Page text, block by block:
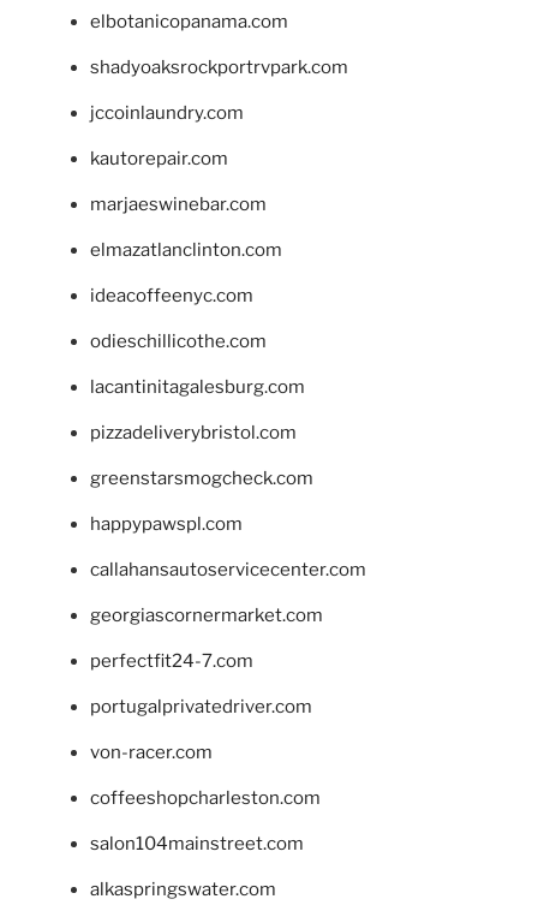
elbotanicopanama.com
shadyoaksrockportrvpark.com
jccoinlaundry.com
kautorepair.com
marjaeswinebar.com
elmazatlanclinton.com
ideacoffeenyc.com
odieschillicothe.com
lacantinitagalesburg.com
pizzadeliverybristol.com
greenstarsmogcheck.com
happypawspl.com
callahansautoservicecenter.com
georgiascornermarket.com
perfectfit24-7.com
portugalprivatedriver.com
von-racer.com
coffeeshopcharleston.com
salon104mainstreet.com
alkaspringswater.com